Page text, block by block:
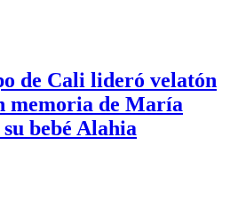
de Cali lideró velatón
memoria de María
bebé Alahia